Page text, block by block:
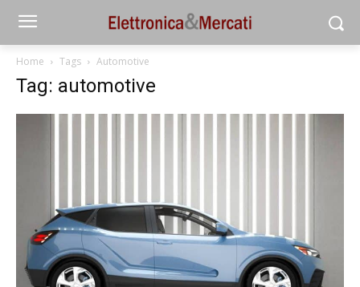
Home Tags Automotive
Tag: automotive